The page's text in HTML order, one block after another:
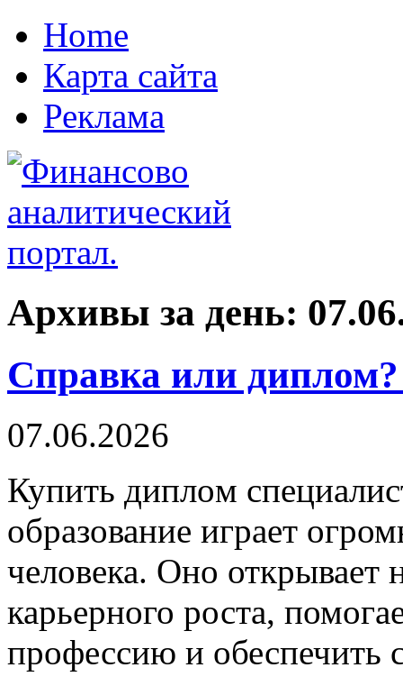
Home
Карта сайта
Реклама
Архивы за день:
Справка или
07.06.2026
Купить диплoм
образование играет
человека. Оно открывает
карьерного роста,
профессию и